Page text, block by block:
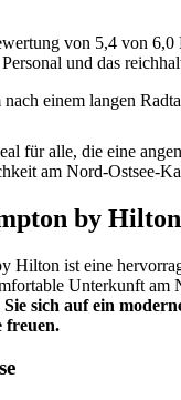
von 5,4 von 6,0
und das
nach einem langen
für alle, die eine
am Nord-Ostsee-
by Hilton
Hilton ist eine
Unterkunft am
sich auf ein
freuen.